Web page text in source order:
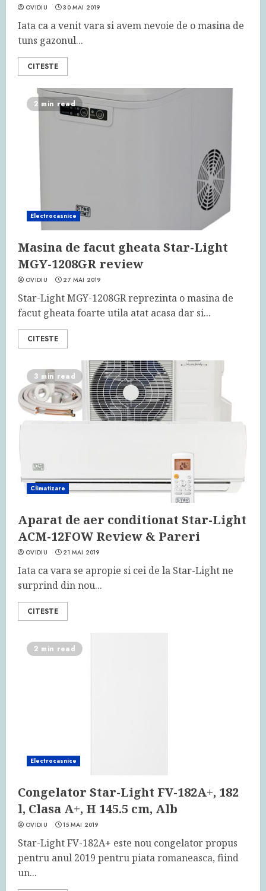
OVIDIU 30 MAI 2019
Iata ca a venit vara si avem nevoie de o masina de
tuns gazonul...
CITESTE
2 min read
Electrocasnice
Masina de facut gheata Star-Light
MGY-1208GR review
OVIDIU 27 MAI 2019
Star-Light MGY-1208GR reprezinta o masina de
facut gheata foarte utila atat acasa dar si...
CITESTE
3 min read
Climatizare
Aparat de aer conditionat Star-Light
ACM-12FOW Review & Pareri
OVIDIU 21 MAI 2019
Iata ca vara se apropie si cei de la Star-Light ne
surprind din nou...
CITESTE
2 min read
Electrocasnice
Congelator Star-Light FV-182A+, 182
l, Clasa A+, H 145.5 cm, Alb
OVIDIU 15 MAI 2019
Star-Light FV-182A+ este nou congelator propus
pentru anul 2019 pentru piata romaneasca, fiind
un...